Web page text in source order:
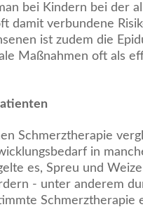
bei Kindern bei der
damit verbundene
ist zudem die
Maßnahmen oft als
Schmerztherapie
in
es, Spreu und
- unter anderem
Schmerztherapie